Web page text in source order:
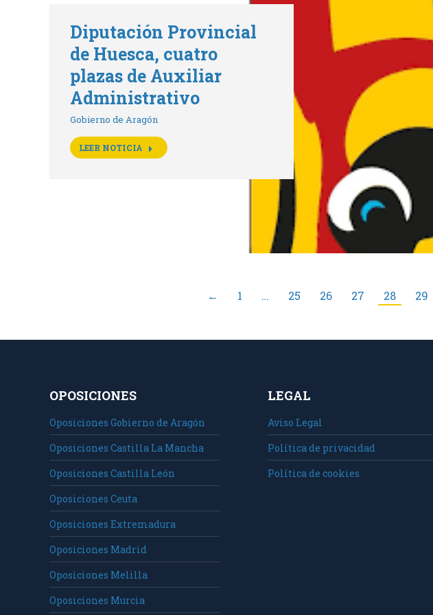
Diputación Provincial
de Huesca, cuatro
plazas de Auxiliar
Administrativo
Gobierno de Aragón
LEER NOTICIA
← 1 … 25 26 27 28 29
OPOSICIONES
Oposiciones Gobierno de Aragón
Oposiciones Castilla La Mancha
Oposiciones Castilla León
Oposiciones Ceuta
Oposiciones Extremadura
Oposiciones Madrid
Oposiciones Melilla
Oposiciones Murcia
LEGAL
Aviso Legal
Política de privacidad
Política de cookies